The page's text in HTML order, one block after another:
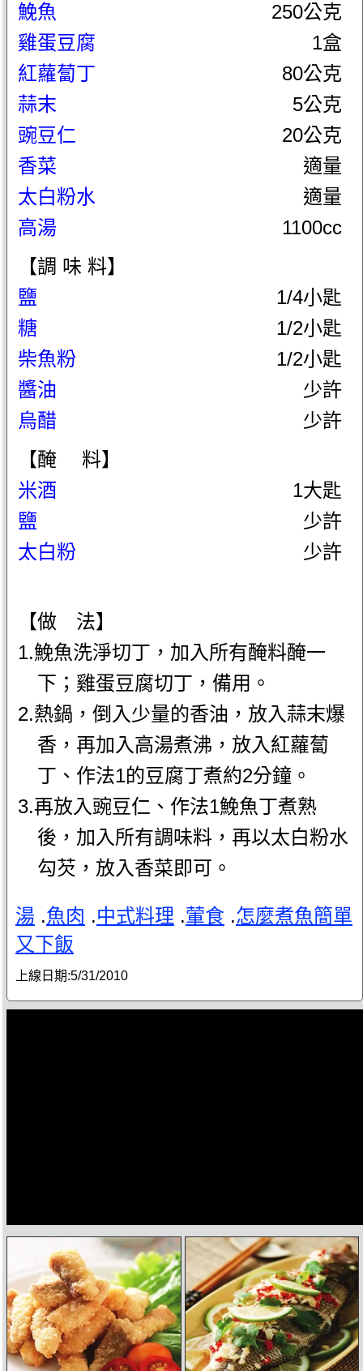
鮸魚
250公克
雞蛋豆腐
1盒
紅蘿蔔丁
80公克
蒜末
5公克
豌豆仁
20公克
香菜
適量
太白粉水
適量
高湯
1100cc
【調 味 料】
鹽
1/4小匙
糖
1/2小匙
柴魚粉
1/2小匙
醬油
少許
烏醋
少許
【醃 料】
米酒
1大匙
鹽
少許
太白粉
少許
【做 法】
1.鮸魚洗淨切丁，加入所有醃料醃一
下；雞蛋豆腐切丁，備用。
2.熱鍋，倒入少量的香油，放入蒜末爆
香，再加入高湯煮沸，放入紅蘿蔔
丁、作法1的豆腐丁煮約2分鐘。
3.再放入豌豆仁、作法1鮸魚丁煮熟
後，加入所有調味料，再以太白粉水
勾芡，放入香菜即可。
湯 .魚肉 .中式料理 .葷食 .怎麼煮魚簡單
又下飯
上線日期:5/31/2010